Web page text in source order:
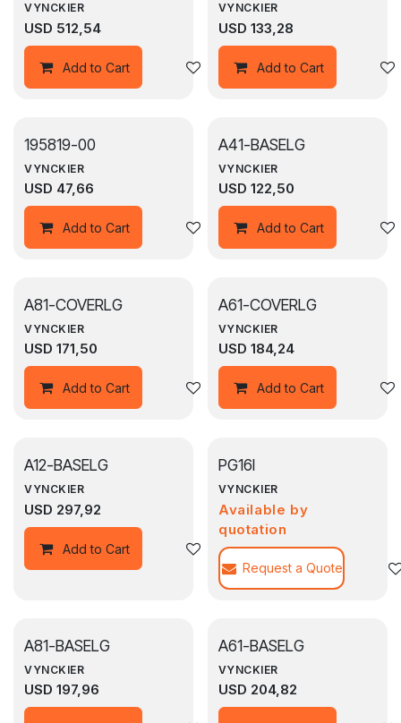
VYNCKIER
USD 512,54
Add to Cart Agregar a la lista de deseos
VYNCKIER
USD 133,28
Add to Cart
195819-00
VYNCKIER
USD 47,66
Add to Cart Agregar a la lista de deseos
A41-BASELG
VYNCKIER
USD 122,50
Add to Cart
A81-COVERLG
VYNCKIER
USD 171,50
Add to Cart Agregar a la lista de deseos
A61-COVERLG
VYNCKIER
USD 184,24
Add to Cart
A12-BASELG
VYNCKIER
USD 297,92
Add to Cart Agregar a la lista de deseos
PG16I
VYNCKIER
Available by
quotation
Request a Quote
A81-BASELG
VYNCKIER
USD 197,96
A61-BASELG
VYNCKIER
USD 204,82